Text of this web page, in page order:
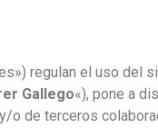
regulan el uso del
Gallego«), pone a
o de terceros